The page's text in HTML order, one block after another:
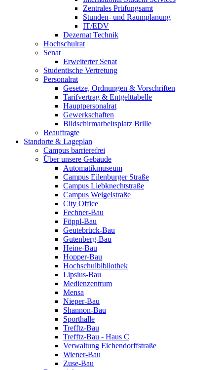
Zentrales Prüfungsamt
Stunden- und Raumplanung
IT/EDV
Dezernat Technik
Hochschulrat
Senat
Erweiterter Senat
Studentische Vertretung
Personalrat
Gesetze, Ordnungen & Vorschriften
Tarifvertrag & Entgelttabelle
Hauptpersonalrat
Gewerkschaften
Bildschirmarbeitsplatz Brille
Beauftragte
Standorte & Lageplan
Campus barrierefrei
Über unsere Gebäude
Automatikmuseum
Campus Eilenburger Straße
Campus Liebknechtstraße
Campus Weigelstraße
City Office
Fechner-Bau
Föppl-Bau
Geutebrück-Bau
Gutenberg-Bau
Heine-Bau
Hopper-Bau
Hochschulbibliothek
Lipsius-Bau
Medienzentrum
Mensa
Nieper-Bau
Shannon-Bau
Sporthalle
Trefftz-Bau
Trefftz-Bau - Haus C
Verwaltung Eichendorffstraße
Wiener-Bau
Zuse-Bau